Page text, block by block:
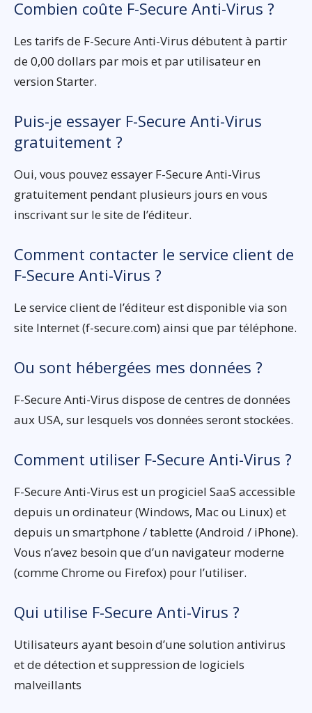
Combien coûte F-Secure Anti-Virus ?
Les tarifs de F-Secure Anti-Virus débutent à partir
de 0,00 dollars par mois et par utilisateur en
version Starter.
Puis-je essayer F-Secure Anti-Virus
gratuitement ?
Oui, vous pouvez essayer F-Secure Anti-Virus
gratuitement pendant plusieurs jours en vous
inscrivant sur le site de l’éditeur.
Comment contacter le service client de
F-Secure Anti-Virus ?
Le service client de l’éditeur est disponible via son
site Internet (f-secure.com) ainsi que par téléphone.
Ou sont hébergées mes données ?
F-Secure Anti-Virus dispose de centres de données
aux USA, sur lesquels vos données seront stockées.
Comment utiliser F-Secure Anti-Virus ?
F-Secure Anti-Virus est un progiciel SaaS accessible
depuis un ordinateur (Windows, Mac ou Linux) et
depuis un smartphone / tablette (Android / iPhone).
Vous n’avez besoin que d’un navigateur moderne
(comme Chrome ou Firefox) pour l’utiliser.
Qui utilise F-Secure Anti-Virus ?
Utilisateurs ayant besoin d’une solution antivirus
et de détection et suppression de logiciels
malveillants